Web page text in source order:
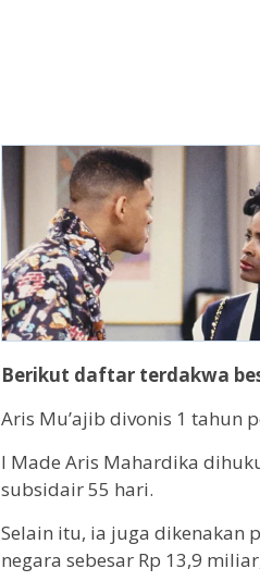
Berikut daftar terdakwa
Aris Mu’ajib divonis 1 tahun
I Made Aris Mahardika
subsidair 55 hari.
Selain itu, ia juga dikenakan
negara sebesar Rp 13,9